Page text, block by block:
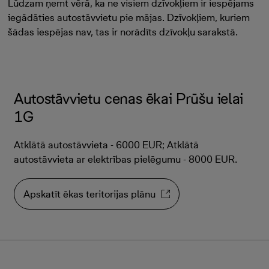
Lūdzam ņemt vērā, ka ne visiem dzīvokļiem ir iespējams
iegādāties autostāvvietu pie mājas. Dzīvokļiem, kuriem
šādas iespējas nav, tas ir norādīts dzīvokļu sarakstā.
Autostāvvietu cenas ēkai Prūšu ielai
1G
Atklātā autostāvvieta - 6000 EUR; Atklātā
autostāvvieta ar elektrības pielēgumu - 8000 EUR.
Apskatīt ēkas teritorijas plānu